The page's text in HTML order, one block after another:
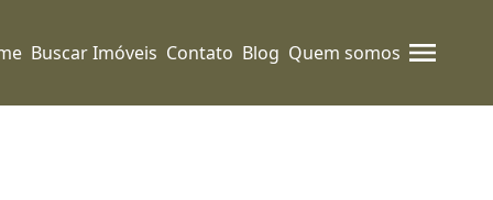
Buscar Imóveis Contato Blog Quem somos